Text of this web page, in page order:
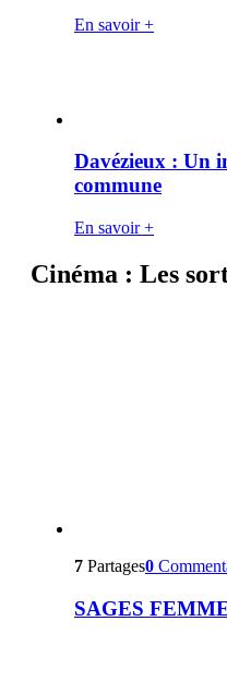
En savoir +
Davézieux : Un
commune
En savoir +
Cinéma : Les
7 Partages0
SAGES